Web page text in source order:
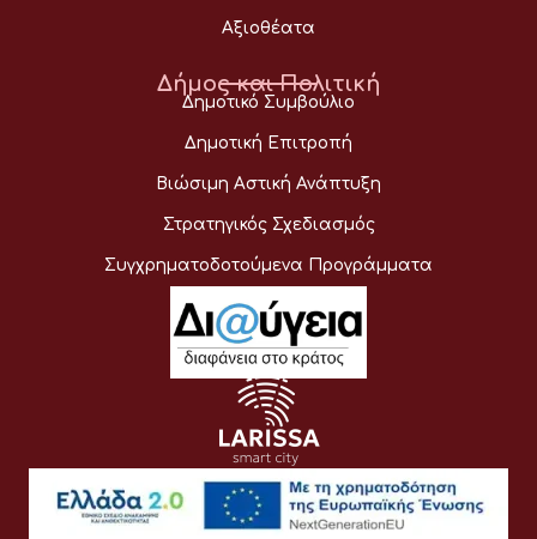
Αξιοθέατα
Δήμος και Πολιτική
Δημοτικό Συμβούλιο
Δημοτική Επιτροπή
Βιώσιμη Αστική Ανάπτυξη
Στρατηγικός Σχεδιασμός
Συγχρηματοδοτούμενα Προγράμματα